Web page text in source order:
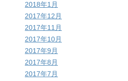
2018年1月
2017年12月
2017年11月
2017年10月
2017年9月
2017年8月
2017年7月